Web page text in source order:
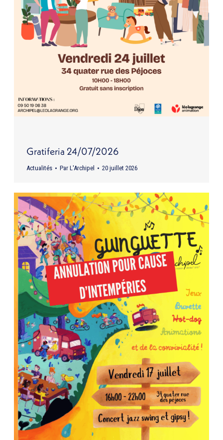
Gratiferia 24/07/2026
Actualités Par L'Archipel 20 juillet 2026